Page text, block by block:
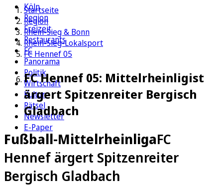
Köln
Region
Freizeit
Restaurants
FC
Panorama
Politik
Wirtschaft
Kultur
Rätsel
Newsletter
E-Paper
Startseite
Region
Rhein-Sieg & Bonn
Rhein-Sieg-Lokalsport
FC Hennef 05
FC Hennef 05: Mittelrheinligist
ärgert Spitzenreiter Bergisch
Gladbach
Fußball-MittelrheinligaFC
Hennef ärgert Spitzenreiter
Bergisch Gladbach